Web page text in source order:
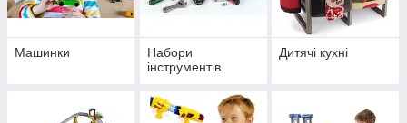
Машинки
Набори
інструментів
Дитячі кухні